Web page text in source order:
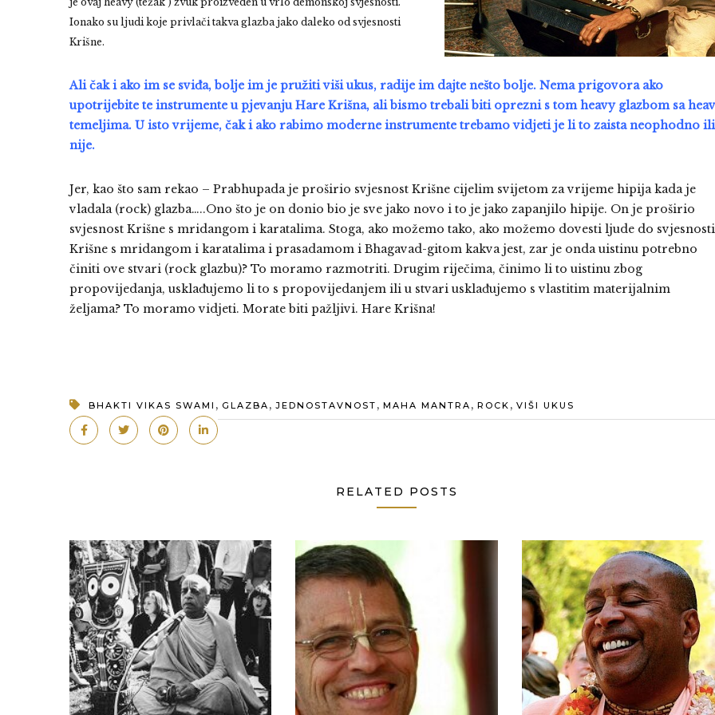
Ionako su ljudi koje privlači takva glazba jako daleko od svjesnosti
Krišne.
Ali čak i ako im se sviđa, bolje im je pružiti viši ukus, radije im dajte nešto bolje. Nema prigovora ako
upotrijebite te instrumente u pjevanju Hare Krišna, ali bismo trebali biti oprezni s tom heavy glazbom sa
temeljima. U isto vrijeme, čak i ako rabimo moderne instrumente trebamo vidjeti je li to zaista neophodno ili
nije.
Jer, kao što sam rekao – Prabhupada je proširio svjesnost Krišne cijelim svijetom za vrijeme hipija kada je
vladala (rock) glazba…..Ono što je on donio bio je sve jako novo i to je jako zapanjilo hipije. On je proširio
svjesnost Krišne s mridangom i karatalima. Stoga, ako možemo tako, ako možemo dovesti ljude do svjesnosti
Krišne s mridangom i karatalima i prasadamom i Bhagavad-gitom kakva jest, zar je onda uistinu potrebno
činiti ove stvari (rock glazbu)? To moramo razmotriti. Drugim riječima, činimo li to uistinu zbog
propovijedanja, usklađujemo li to s propovijedanjem ili u stvari usklađujemo s vlastitim materijalnim
željama? To moramo vidjeti. Morate biti pažljivi. Hare Krišna!
BHAKTI VIKAS SWAMI , GLAZBA , JEDNOSTAVNOST , MAHA MANTRA , ROCK , VIŠI UKUS
RELATED POSTS